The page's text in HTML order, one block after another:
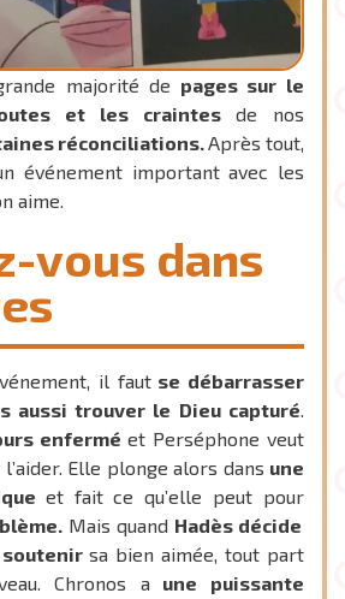
majorité de pages sur le
et les craintesde nos
réconciliations.Après tout,
événement important avec les
aime.
vous dans
il fautse débarrasser
aussi trouver le Dieu capturé.
enfermé et Perséphone veut
Elle plonge alors dans une
et fait ce qu’elle peut pour
Mais quand Hadès décide
sa bien aimée, tout part
Chronos a une puissante